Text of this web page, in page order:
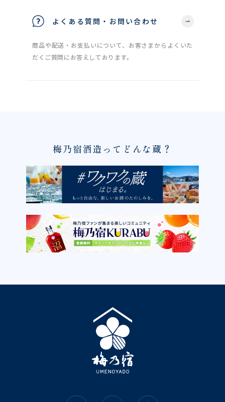
よくある質問・お問い合わせ
商品や配送・お支払いについて、お客さまからよくいた
だくご質問にお答えしております。
梅乃宿酒造ってどんな蔵？